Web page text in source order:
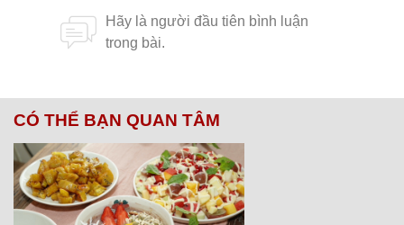
CÓ THỂ BẠN QUAN TÂM